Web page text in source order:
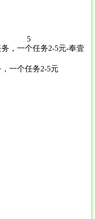
5
一个任务2-5元